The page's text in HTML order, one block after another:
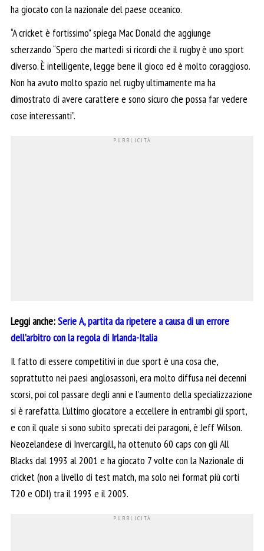
ha giocato con la nazionale del paese oceanico.
“A cricket è fortissimo” spiega Mac Donald che aggiunge
scherzando “Spero che martedì si ricordi che il rugby è uno sport
diverso. È intelligente, legge bene il gioco ed è molto coraggioso.
Non ha avuto molto spazio nel rugby ultimamente ma ha
dimostrato di avere carattere e sono sicuro che possa far vedere
cose interessanti”.
Leggi anche:Serie A, partita da ripetere a causa di un errore
dell’arbitro con la regola di Irlanda-Italia
Il fatto di essere competitivi in due sport è una cosa che,
soprattutto nei paesi anglosassoni, era molto diffusa nei decenni
scorsi, poi col passare degli anni e l’aumento della specializzazione
si è rarefatta. L’ultimo giocatore a eccellere in entrambi gli sport,
e con il quale si sono subito sprecati dei paragoni, è Jeff Wilson.
Neozelandese di Invercargill, ha ottenuto 60 caps con gli All
Blacks dal 1993 al 2001 e ha giocato 7 volte con la Nazionale di
cricket (non a livello di test match, ma solo nei format più corti
T20 e ODI) tra il 1993 e il 2005.